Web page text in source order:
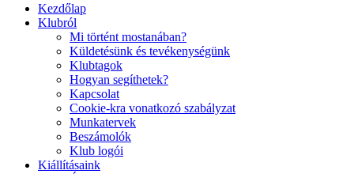
Kezdőlap
Klubról
Mi történt mostanában?
Küldetésünk és tevékenységünk
Klubtagok
Hogyan segíthetek?
Kapcsolat
Cookie-kra vonatkozó szabályzat
Munkatervek
Beszámolók
Klub logói
Kiállításaink